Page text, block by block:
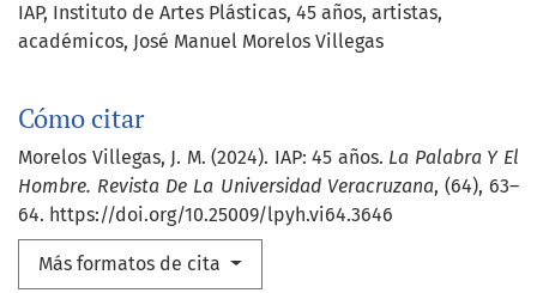
IAP Instituto de Artes Plásticas 45 años artistas
académicos José Manuel Morelos Villegas
Cómo citar
Morelos Villegas, J. M. (2024). IAP: 45 años. La Palabra Y El
Hombre. Revista De La Universidad Veracruzana, (64), 63–
64. https://doi.org/10.25009/lpyh.vi64.3646
Más formatos de cita